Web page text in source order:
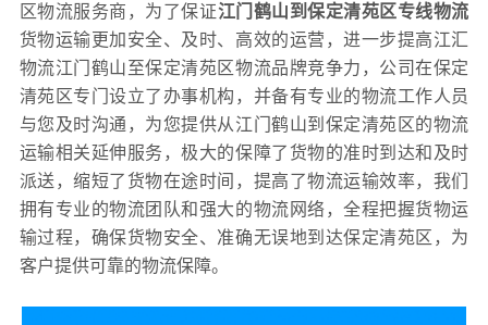
区物流服务商，为了保证江门鹤山到保定清苑区专线物流
货物运输更加安全、及时、高效的运营，进一步提高江汇
物流江门鹤山至保定清苑区物流品牌竞争力，公司在保定
清苑区专门设立了办事机构，并备有专业的物流工作人员
与您及时沟通，为您提供从江门鹤山到保定清苑区的物流
运输相关延伸服务，极大的保障了货物的准时到达和及时
派送，缩短了货物在途时间，提高了物流运输效率，我们
拥有专业的物流团队和强大的物流网络，全程把握货物运
输过程，确保货物安全、准确无误地到达保定清苑区，为
客户提供可靠的物流保障。